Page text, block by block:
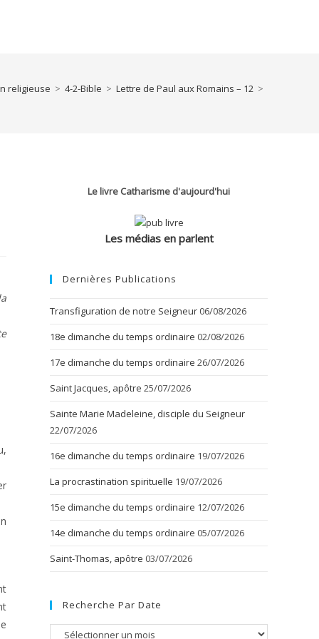
religieuse > 4-2-Bible > Lettre de Paul aux Romains – 12 >
Le livre Catharisme d'aujourd'hui
Les médias en parlent
Dernières Publications
Transfiguration de notre Seigneur 06/08/2026
18e dimanche du temps ordinaire 02/08/2026
17e dimanche du temps ordinaire 26/07/2026
Saint Jacques, apôtre 25/07/2026
Sainte Marie Madeleine, disciple du Seigneur
22/07/2026
16e dimanche du temps ordinaire 19/07/2026
La procrastination spirituelle 19/07/2026
15e dimanche du temps ordinaire 12/07/2026
14e dimanche du temps ordinaire 05/07/2026
Saint-Thomas, apôtre 03/07/2026
Recherche Par Date
Recherche